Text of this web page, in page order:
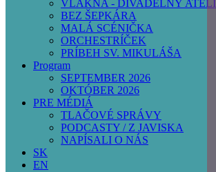
VLÁKNA - DIVADELNÝ
BEZ ŠEPKÁRA
MALÁ SCÉNIČKA
ORCHESTRÍČEK
PRÍBEH SV. MIKULÁŠA
Program
SEPTEMBER 2026
OKTÓBER 2026
PRE MÉDIÁ
TLAČOVÉ SPRÁVY
PODCASTY / Z JAVISKA
NAPÍSALI O NÁS
SK
EN